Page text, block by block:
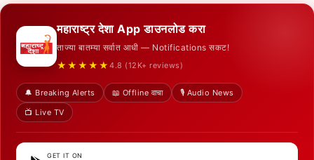
महाराष्ट्र देशा App डाउनलोड करा
ताज्या बातम्या सर्वात आधी — Notifications सकट!
★★★★★ 4.8 (12K+ reviews)
🔔 Breaking Alerts 📖 Offline वाचा
🎙️ Audio News
📺 Live TV
GET IT ON